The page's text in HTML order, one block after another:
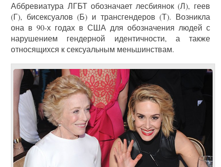
Аббревиатура ЛГБТ обозначает лесбиянок (Л), геев
(Г), бисексуалов (Б) и трансгендеров (Т). Возникла
она в 90-х годах в США для обозначения людей с
нарушением гендерной идентичности, а также
относящихся к сексуальным меньшинствам.